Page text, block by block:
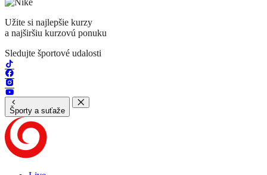
Užite si najlepšie kurzy
a najširšiu kurzovú ponuku
Sledujte športové udalosti
Športy a suťaže